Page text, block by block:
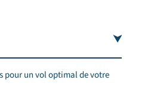
pour un vol optimal de votre